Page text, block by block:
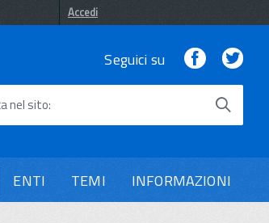
Accedi
Seguici su Facebook
nel sito
ENTI TEMI INFORMAZIONI